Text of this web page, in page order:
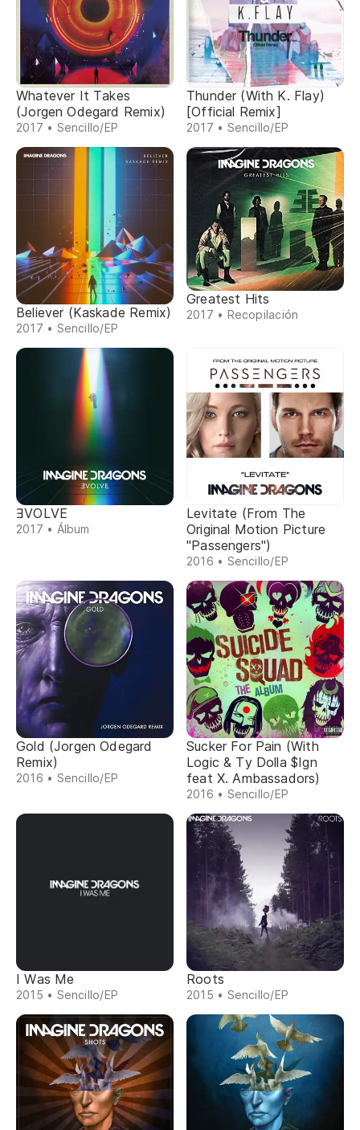
Whatever It Takes
(Jorgen Odegard Remix)
2017 • Sencillo/EP
Thunder (With K. Flay)
[Official Remix]
2017 • Sencillo/EP
Believer (Kaskade Remix)
2017 • Sencillo/EP
Greatest Hits
2017 • Recopilación
ƎVOLVE
2017 • Álbum
Levitate (From The
Original Motion Picture
"Passengers")
2016 • Sencillo/EP
Gold (Jorgen Odegard
Remix)
2016 • Sencillo/EP
Sucker For Pain (With
Logic & Ty Dolla $Ign
feat X. Ambassadors)
2016 • Sencillo/EP
I Was Me
2015 • Sencillo/EP
Roots
2015 • Sencillo/EP